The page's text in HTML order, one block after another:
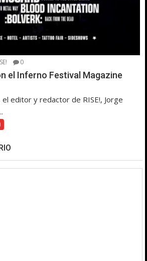
0
el Inferno Festival Magazine
editor y redactor de RISE!, Jorge